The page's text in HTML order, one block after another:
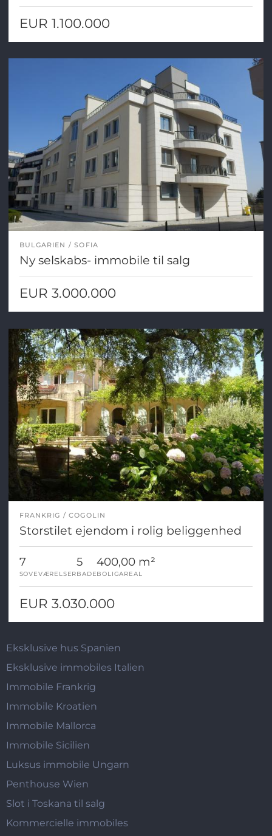
EUR 1.100.000
BULGARIEN SOFIA
Ny selskabs- immobile til salg
EUR 3.000.000
FRANKRIG COGOLIN
Storstilet ejendom i rolig beliggenhed
7
SOVEVÆRELSER
5
BADE
400,00 m²
BOLIGAREAL
EUR 3.030.000
Eksklusive hus Spanien
Eksklusive immobiles Italien
Immobile Frankrig
Immobile Kroatien
Immobile Mallorca
Immobile Sicilien
Luksus immobile Ungarn
Penthouse Wien
Slot i Toskana til salg
Kommercielle immobiles